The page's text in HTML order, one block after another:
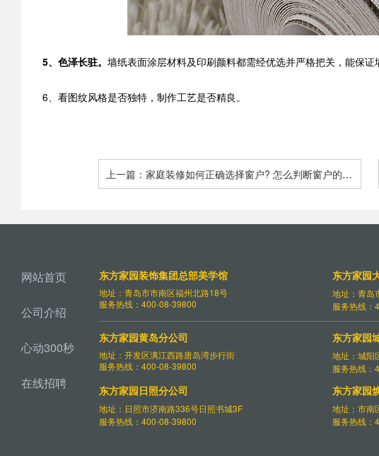
5、色泽长驻。 墙纸表面涂层材料及印刷颜料都需经优选并严格把关，能保
6、看图纹风格是否独特，制作工艺是否精良。
上一篇：家庭装修如何正确选择窗户? 怎么判断窗户的好
网站首页
公司介绍
心动300秒
在线招聘
东方家园装饰集团总部美学馆
地址：青岛市市南区福州北路18号
服务热线：400-08-39800
东方家园
地址：青岛
服务热线：
东方家园黄岛分公司
地址：开发区漓江西路唐岛湾步行街
服务热线：400-08-39800
东方家园
地址：城阳
服务热线：
东方家园日照分公司
地址：日照市济南路336号日照书城3F
服务热线：400-08-39800
东方家园
地址：市南
服务热线：